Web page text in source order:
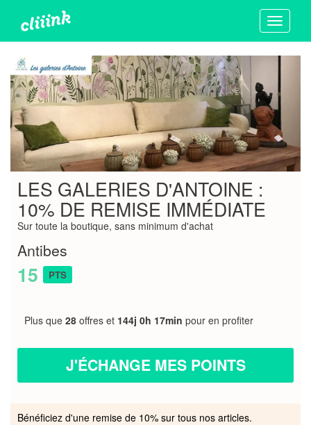
Toggle
LES GALERIES D'ANTOINE :
10% DE REMISE IMMÉDIATE
Sur toute la boutique, sans minimum d'achat
Antibes
15 PTS
Plus que 28 offres et 144j 0h 17min pour en profiter
J'ÉCHANGE MES POINTS
Bénéficiez d'une remise de 10% sur tous nos articles.